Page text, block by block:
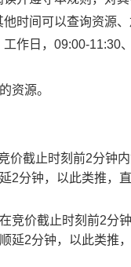
时间可以查询资源
作日，09:00-11:30
资源。
价截止时刻前2分钟
2分钟，以此类推，
竞价截止时刻前2分
延2分钟，以此类推